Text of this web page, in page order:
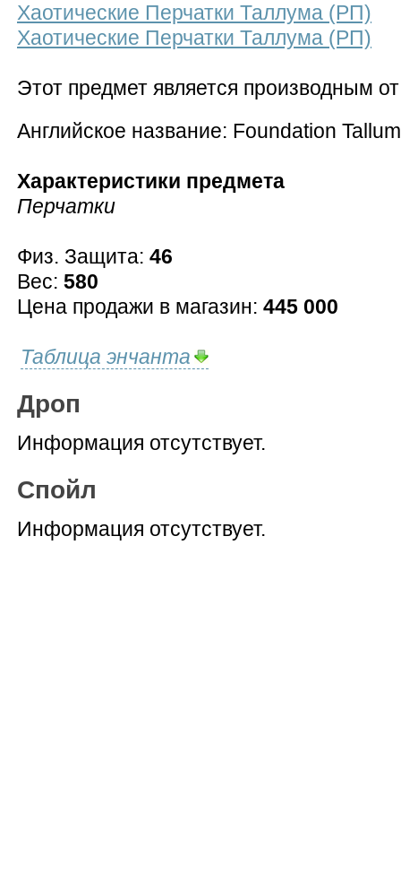
Хаотические Перчатки Таллума (РП)
Хаотические Перчатки Таллума (РП)
Этот предмет является производным
Английское название: Foundation
Характеристики предмета
Перчатки
Физ. Защита: 46
Вес: 580
Цена продажи в магазин: 445 000
Таблица энчанта
Дроп
Информация отсутствует.
Спойл
Информация отсутствует.